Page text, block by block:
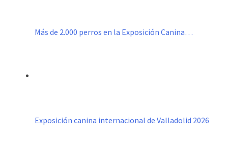
Más de 2.000 perros en la Exposición Canina…
Exposición canina internacional de Valladolid 2026